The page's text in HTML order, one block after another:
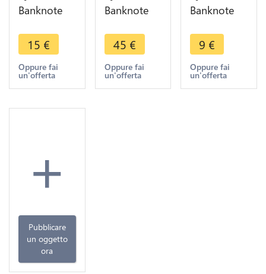
Banknote
Dinar Habib
Bourguiba
1980 ->
Make offer
15 €
Oppure fai
un'offerta
Banknote
Dinars
Habib
Bourguiba
1972 AU ->
45 €
Oppure fai
un'offerta
Banknote
Dinars
Habib
Bourguiba
1980 ->
9 €
Oppure fai
un'offerta
+
Pubblicare
un oggetto
ora